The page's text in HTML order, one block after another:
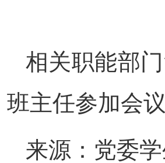
相关职能部
班主任参加会议
来源：党委